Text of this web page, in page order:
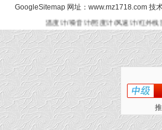
GoogleSitemap网址：www.mz1718.com 技
温度计/噪音计/照度计/风速计/红外